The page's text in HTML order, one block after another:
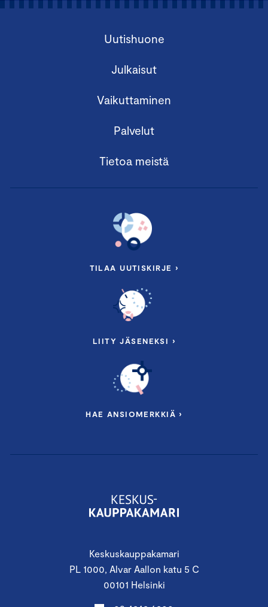
Keskuskauppakamari
PL 1000, Alvar Aallon katu 5 C
00101 Helsinki
Uutishuone
Julkaisut
Vaikuttaminen
Palvelut
Tietoa meistä
TILAA UUTISKIRJE ›
LIITY JÄSENEKSI ›
HAE ANSIOMERKKIÄ ›